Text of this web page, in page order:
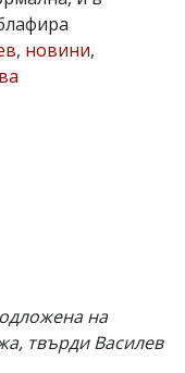
, новини,
на
твърди Василев